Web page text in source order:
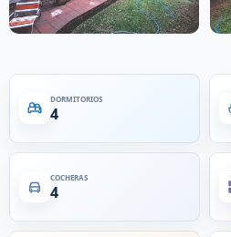
DORMITORIOS
4
COCHERAS
4